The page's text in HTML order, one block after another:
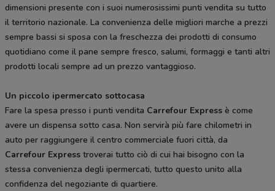
dimensioni presente con i suoi numerosissimi punti vendita su tutto
il territorio nazionale. La convenienza delle migliori marche a prezzi
sempre bassi si sposa con la freschezza dei prodotti di consumo
quotidiano come il pane sempre fresco, salumi, formaggi e tanti altri
prodotti locali sempre ad un prezzo vantaggioso.
Un piccolo ipermercato sottocasa
Fare la spesa presso i punti vendita Carrefour Express è come
avere un dispensa sotto casa. Non servirà più fare chilometri in
auto per raggiungere il centro commerciale fuori città, da
Carrefour Express troverai tutto ciò di cui hai bisogno con la
stessa convenienza degli ipermercati, tutto questo unito alla
confidenza del negoziante di quartiere.